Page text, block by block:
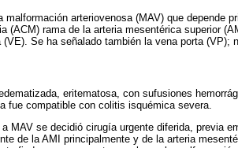
arteriovenosa (MAV) que depende
(ACM) rama de la arteria mesentérica superior
Se ha señalado también la vena porta (VP);
eritematosa, con sufusiones
fue compatible con colitis isquémica severa.
MAV se decidió cirugía urgente diferida, previa
de la AMI principalmente y de la arteria